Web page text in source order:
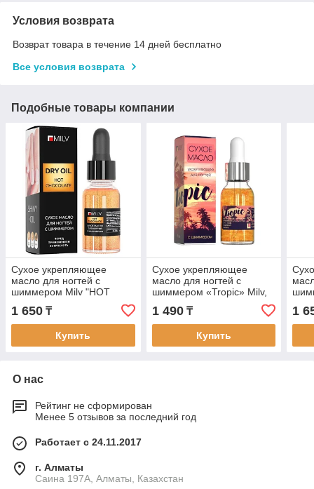
Условия возврата
Возврат товара в течение 14 дней бесплатно
Все условия возврата
Подобные товары компании
Сухое укрепляющее
масло для ногтей с
шиммером Milv "HOT
CHOCOLATE", 15 мл
1 650 ₸
Купить
Сухое укрепляющее
масло для ногтей с
шиммером «Tropic» Milv,
1 490₸
Купить
1
О нас
Рейтинг не сформирован
Менее 5 отзывов за последний год
Работает с 24.11.2017
г. Алматы
Саина 197А, Алматы, Казахстан